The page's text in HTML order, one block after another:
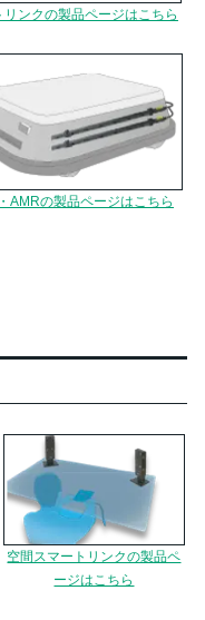
リンクの製品ページはこちら
AMRの製品ページはこちら
空間スマートリンクの製品ペ
ージはこちら